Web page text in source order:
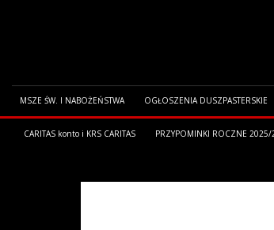
MSZE ŚW. I NABOŻEŃSTWA OGŁOSZENIA DUSZPASTERSKIE
CARITAS konto i KRS CARITAS PRZYPOMINKI ROCZNE 2025/